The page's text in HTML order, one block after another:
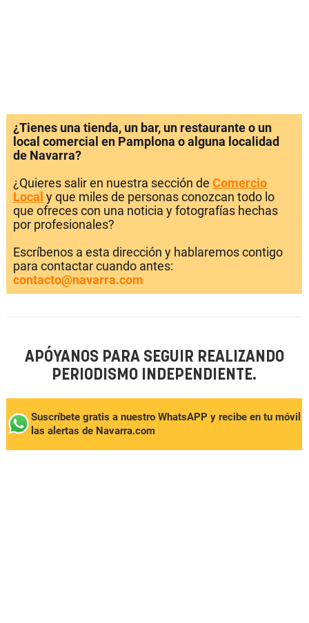
¿Tienes una tienda, un bar, un restaurante o un
local comercial en Pamplona o alguna localidad
de Navarra?
¿Quieres salir en nuestra sección de Comercio
Local y que miles de personas conozcan todo lo
que ofreces con una noticia y fotografías hechas
por profesionales?
Escríbenos a esta dirección y hablaremos contigo
para contactar cuando antes:
contacto@navarra.com
APÓYANOS PARA SEGUIR REALIZANDO
PERIODISMO INDEPENDIENTE.
Suscríbete gratis a nuestro WhatsAPP y recibe en tu móvil
las alertas de Navarra.com